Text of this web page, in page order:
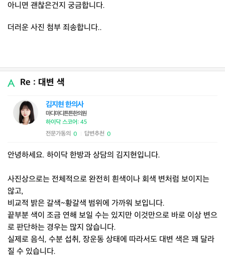
아니면 괜찮은건지 궁금합니다.
더러운 사진 첨부 죄송합니다..
Re : 대변 색
김지현 한의사
마디마디튼튼한의원
하이닥 스코어: 45
전문가동의 0 답변추천 0
안녕하세요. 하이닥 한방과 상담의 김지현입니다.
사진상으로는 전체적으로 완전히 흰색이나 회색 변처럼 보이지는
않고,
비교적 밝은 갈색~황갈색 범위에 가까워 보입니다.
끝부분 색이 조금 연해 보일 수는 있지만 이것만으로 바로 이상 변으
로 판단하는 경우는 많지 않습니다.
실제로 음식, 수분 섭취, 장운동 상태에 따라서도 대변 색은 꽤 달라
질 수 있습니다.